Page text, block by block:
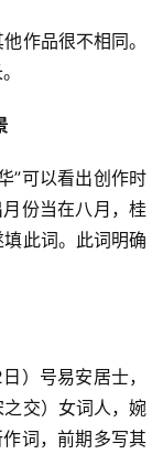
作品很不相同。
”可以看出创作时
份当在八月，桂
此词。此词明确
）号易安居士，
交）女词人，婉
词，前期多写其